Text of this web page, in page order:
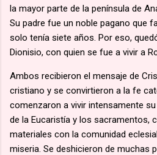
la mayor parte de la península de
Su padre fue un noble pagano que
solo tenía siete años. Por eso,
Dionisio, con quien se fue a vivir a
Ambos recibieron el mensaje de
cristiano y se convirtieron a la fe
comenzaron a vivir intensamente
de la Eucaristía y los sacramentos,
materiales con la comunidad
miseria. Se deshicieron de muchas